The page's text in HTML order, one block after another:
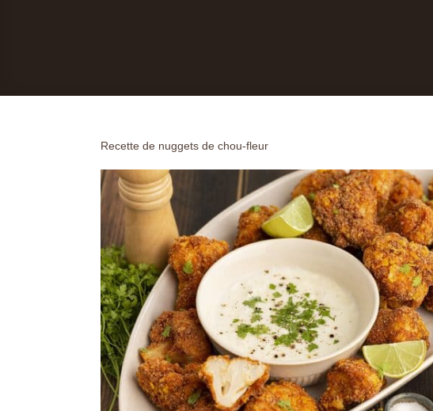
Recette de nuggets de chou-fleur